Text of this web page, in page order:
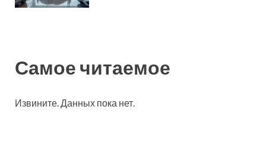
Самое читаемое
Извините. Данных пока нет.